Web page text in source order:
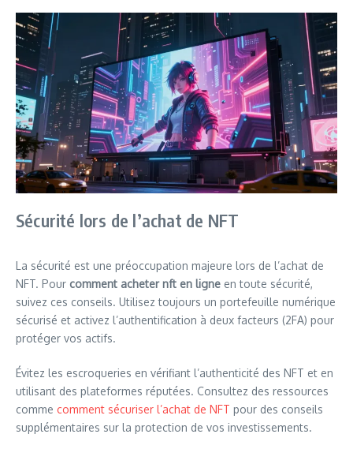
Sécurité lors de l’achat de NFT
La sécurité est une préoccupation majeure lors de l’achat de
NFT. Pour comment acheter nft en ligne en toute sécurité,
suivez ces conseils. Utilisez toujours un portefeuille numérique
sécurisé et activez l’authentification à deux facteurs (2FA) pour
protéger vos actifs.
Évitez les escroqueries en vérifiant l’authenticité des NFT et en
utilisant des plateformes réputées. Consultez des ressources
comme comment sécuriser l’achat de NFT pour des conseils
supplémentaires sur la protection de vos investissements.